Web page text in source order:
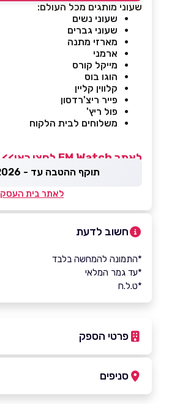
שעוני מותגים מכל העולם:
שעוני נשים
שעוני גברים
מארזי מתנה
ארמני
מייקל קורס
הוגו בוס
קלווין קליין
פייר ריצ'רדסון
פול ריץ'
משלוחים לבית הלקוח
לאתר EM Watch לחצו כאן>>
תוקף ההטבה עד - 08.09.2026
לאתר בית העסק
חשוב לדעת
*התמונה להמחשה בלבד
*עד גמר המלאי
*ט.ל.ח
פרטי הספק
באתר
סניפים